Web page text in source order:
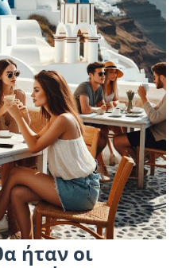
ήταν οι